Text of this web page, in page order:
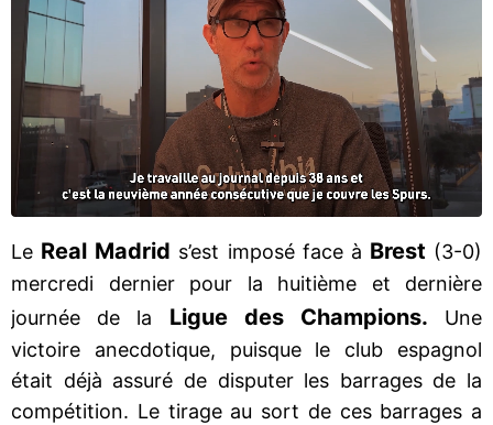
Le Real Madrid s’est imposé face à Brest (3-0)
mercredi dernier pour la huitième et dernière
journée de la Ligue des Champions. Une
victoire anecdotique, puisque le club espagnol
était déjà assuré de disputer les barrages de la
compétition. Le tirage au sort de ces barrages a